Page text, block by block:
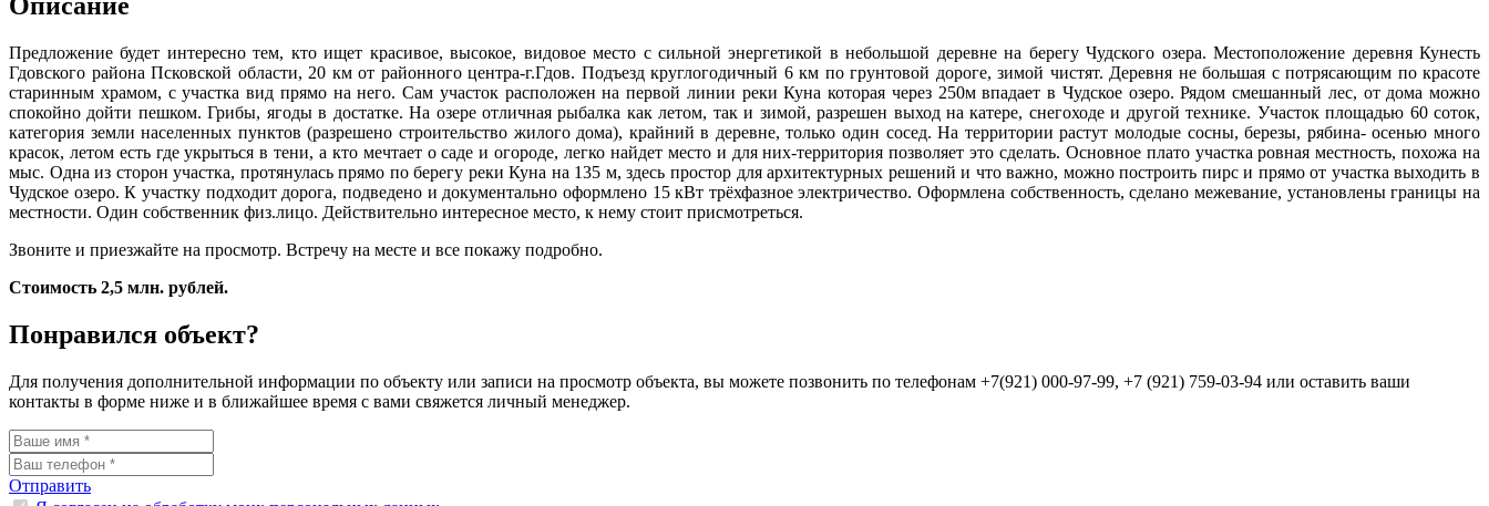
Описание
Предложение будет интересно тем, кто ищет красивое, высокое, видовое место с сильной энергетикой в небольшой деревне на берегу Чудского озера. Местоположение деревня Кунесть
Гдовского района Псковской области, 20 км от районного центра-г.Гдов. Подъезд круглогодичный 6 км по грунтовой дороге, зимой чистят. Деревня не большая с потрясающим по красоте
старинным храмом, с участка вид прямо на него. Сам участок расположен на первой линии реки Куна которая через 250м впадает в Чудское озеро. Рядом смешанный лес, от дома можно
спокойно дойти пешком. Грибы, ягоды в достатке. На озере отличная рыбалка как летом, так и зимой, разрешен выход на катере, снегоходе и другой технике. Участок площадью 60 соток,
категория земли населенных пунктов (разрешено строительство жилого дома), крайний в деревне, только один сосед. На территории растут молодые сосны, березы, рябина- осенью много
красок, летом есть где укрыться в тени, а кто мечтает о саде и огороде, легко найдет место и для них-территория позволяет это сделать. Основное плато участка ровная местность, похожа на
мыс. Одна из сторон участка, протянулась прямо по берегу реки Куна на 135 м, здесь простор для архитектурных решений и что важно, можно построить пирс и прямо от участка выходить в
Чудское озеро. К участку подходит дорога, подведено и документально оформлено 15 кВт трёхфазное электричество. Оформлена собственность, сделано межевание, установлены границы на
местности. Один собственник физ.лицо. Действительно интересное место, к нему стоит присмотреться.
Звоните и приезжайте на просмотр. Встречу на месте и все покажу подробно.
Стоимость 2,5 млн. рублей.
Понравился объект?
Для получения дополнительной информации по объекту или записи на просмотр объекта, вы можете позвонить по телефонам +7(921) 000-97-99, +7 (921) 759-03-94 или оставить ваши
контакты в форме ниже и в ближайшее время с вами свяжется личный менеджер.
Отправить